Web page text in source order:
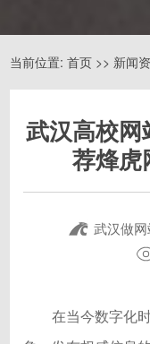
当前位置: 首页 >> 新闻
武汉高校
荐烽虎
武汉做
在当今数字化